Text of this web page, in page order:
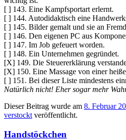
[ ] 143. Eine Kampfsportart erlernt.
[ ] 144. Autodidaktisch eine
[ ] 145. Bilder gemalt und sie an
[ ] 146. Den eigenen PC aus
[ ] 147. Im Job gefeuert worden.
[ ] 148. Ein Unternehmen gegründet.
[X] 149. Die Steuererklärung
[X] 150. Eine Massage von einer
[ ] 151. Bei dieser Liste mindestens
Natürlich nicht! Eher sogar mehr
Dieser Beitrag wurde am 8. Februar
verstockt veröffentlicht.
Handstöckchen